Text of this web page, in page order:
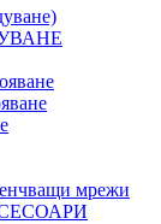
мрежи